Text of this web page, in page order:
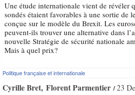
Une étude internationale vient de révéler
sondés étaient favorables à une sortie de
conçue sur le modèle du Brexit. Les
peuvent-ils trouver une alternative dans
nouvelle Stratégie de sécurité nationale
Mais à quel prix?
Politique française et internationale
Cyrille Bret Florent Parmentier 23